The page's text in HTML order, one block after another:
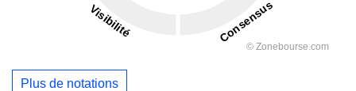
Plus de notations